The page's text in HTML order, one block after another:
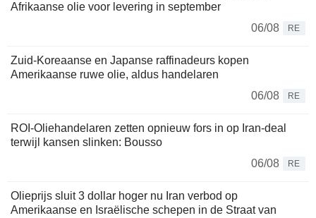
Afrikaanse olie voor levering in september
06/08
RE
Zuid-Koreaanse en Japanse raffinadeurs kopen
Amerikaanse ruwe olie, aldus handelaren
06/08
RE
ROI-Oliehandelaren zetten opnieuw fors in op Iran-deal
terwijl kansen slinken: Bousso
06/08
RE
Olieprijs sluit 3 dollar hoger nu Iran verbod op
Amerikaanse en Israëlische schepen in de Straat van